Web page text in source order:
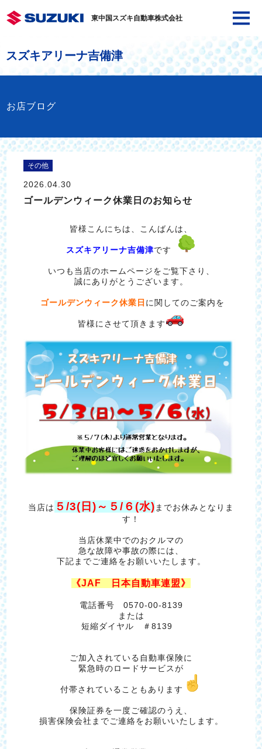
東中国スズキ自動車株式会社
スズキアリーナ吉備津
お店ブログ
その他
2026.04.30
ゴールデンウィーク休業日のお知らせ
皆様こんにちは、こんばんは、
スズキアリーナ吉備津です
いつも当店のホームページをご覧下さり、
誠にありがとうございます。
ゴールデンウィーク休業日 に関してのご案内を
皆様にさせて頂きます
当店は ５/3(日)～５/６(水) までお休みとなりま
す！
当店休業中でのおクルマの
急な故障や事故の際には、
下記までご連絡をお願いいたします。
《JAF 日本自動車連盟》
電話番号 0570‐00‐8139
または
短縮ダイヤル ＃8139
ご加入されている自動車保険に
緊急時のロードサービスが
付帯されていることもあります
保険証券を一度ご確認のうえ、
損害保険会社までご連絡をお願いいたします。